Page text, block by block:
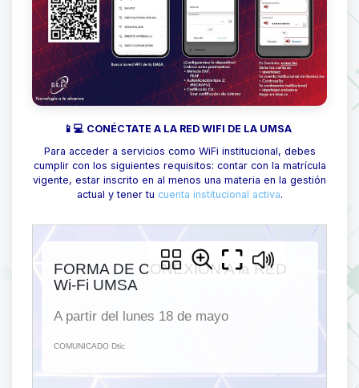
📱💻 CONÉCTATE A LA RED WIFI DE LA UMSA
Para acceder a servicios como WiFi institucional, debes
cumplir con los siguientes requisitos: contar con la matrícula
vigente, estar inscrito en al menos una materia en la gestión
actual y tener tu cuenta institucional activa.